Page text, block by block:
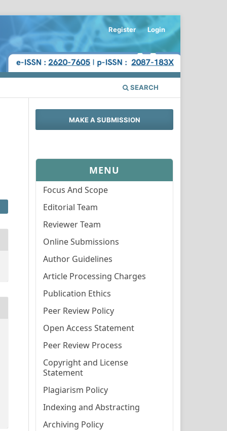
SEARCH
Register Login
MAKE A SUBMISSION
MENU
Focus And Scope
Editorial Team
Reviewer Team
Online Submissions
Author Guidelines
Article Processing Charges
Publication Ethics
Peer Review Policy
Open Access Statement
Peer Review Process
Copyright and License
Statement
Plagiarism Policy
Indexing and Abstracting
Archiving Policy